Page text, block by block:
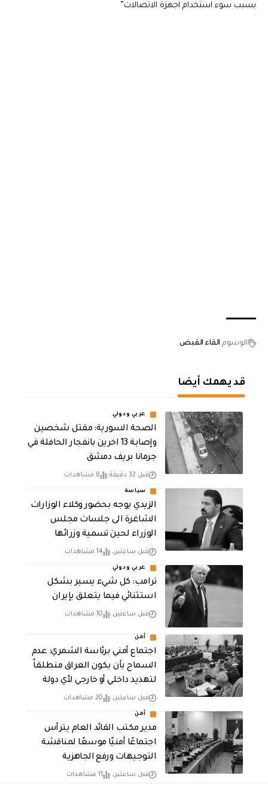
بسبب سوء استخدام اجهزة الاتصالات”
الوسوم القاء القبض
قد يهمك أيضا
عربي ودولي
الصحة السورية: مقتل شخصين
وإصابة 13 اخرين بانفجار الحافلة في
جرمانا بريف دمشق
قبل 32 دقيقة 8 مشاهدات
سياسة
الزيدي يوجه بحضور وكلاء الوزارات
الشاغرة الى جلسات مجلس
الوزراء لحين تسمية وزرائها
قبل ساعتين 14 مشاهدات
عربي ودولي
ترامب: كل شيء يسير بشكل
استثنائي فيما يتعلق بإيران
قبل ساعتين 10 مشاهدات
أمن
اجتماع أمني برئاسة الشمري: عدم
السماح بأن يكون العراق منطلقاً
لتهديد داخلي أو خارجي لأي دولة
قبل ساعتين 20 مشاهدات
أمن
مدير مكتب القائد العام يترأس
اجتماعًا أمنيًا موسعًا لمناقشة
التوجيهات ورفع الجاهزية
قبل ساعتين 11 مشاهدات